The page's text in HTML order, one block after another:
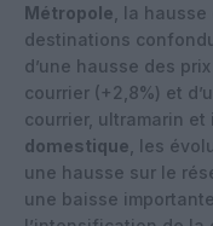
Métropole , la
destinations
d’une hausse des
courrier (+2,8%) et
courrier, ultramarin
domestique , les
une hausse sur le
une baisse